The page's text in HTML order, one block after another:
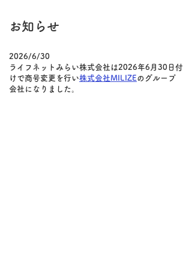
​お知らせ
2026/6/30
ライフネットみらい株式会社は2026年6月30日付
けで商号変更を行い株式会社MILIZEのグループ
会社になりました。